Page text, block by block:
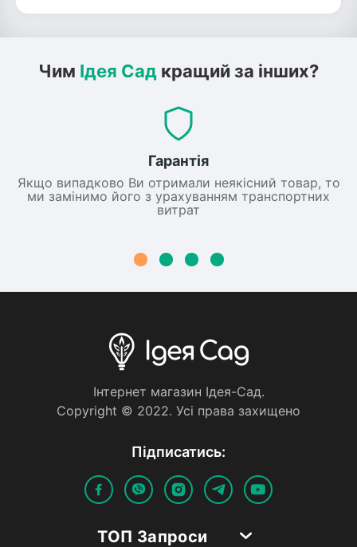
Чим Ідея Сад кращий за інших?
Гарантія
Якщо випадково Ви отримали неякісний товар, то
ми замінимо його з урахуванням транспортних
витрат
Iнтернет магазин Iдея-Сад.
Copyright © 2022. Усi права захищено
Пiдписатись:
ТОП Запроси